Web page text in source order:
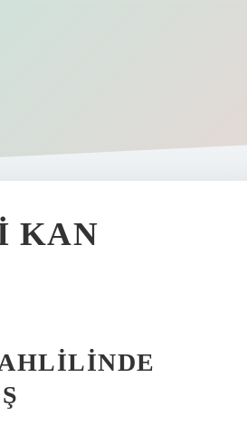
KAN